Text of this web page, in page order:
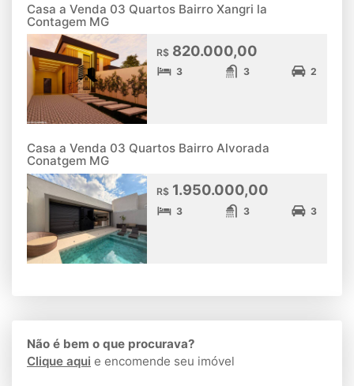
Casa a Venda 03 Quartos Bairro Xangri la
Contagem MG
R$ 820.000,00
3 3 2
Casa a Venda 03 Quartos Bairro Alvorada
Conatgem MG
R$ 1.950.000,00
3 3 3
Não é bem o que procurava?
Clique aqui e encomende seu imóvel